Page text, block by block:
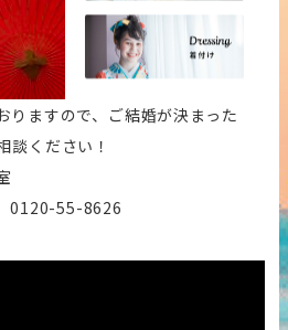
りますので、ご結婚が決まった
談ください！
0120-55-8626